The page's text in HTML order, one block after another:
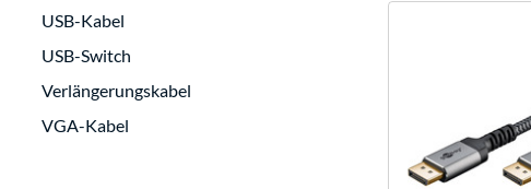
USB-Kabel
USB-Switch
Verlängerungskabel
VGA-Kabel